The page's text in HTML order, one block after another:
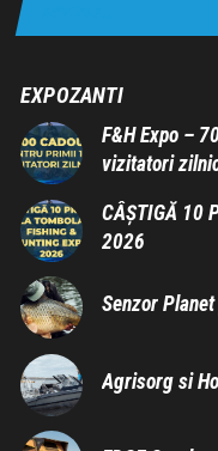
EXPOZANTI
F&H Expo –
vizitatori
CÂȘTIGĂ 10
2026
Senzor
Agrisorg si